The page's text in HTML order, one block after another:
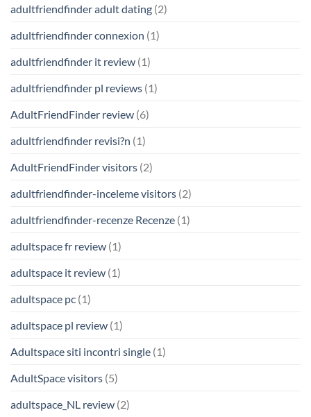
adultfriendfinder adult dating (2)
adultfriendfinder connexion (1)
adultfriendfinder it review (1)
adultfriendfinder pl reviews (1)
AdultFriendFinder review (6)
adultfriendfinder revisi?n (1)
AdultFriendFinder visitors (2)
adultfriendfinder-inceleme visitors (2)
adultfriendfinder-recenze Recenze (1)
adultspace fr review (1)
adultspace it review (1)
adultspace pc (1)
adultspace pl review (1)
Adultspace siti incontri single (1)
AdultSpace visitors (5)
adultspace_NL review (2)